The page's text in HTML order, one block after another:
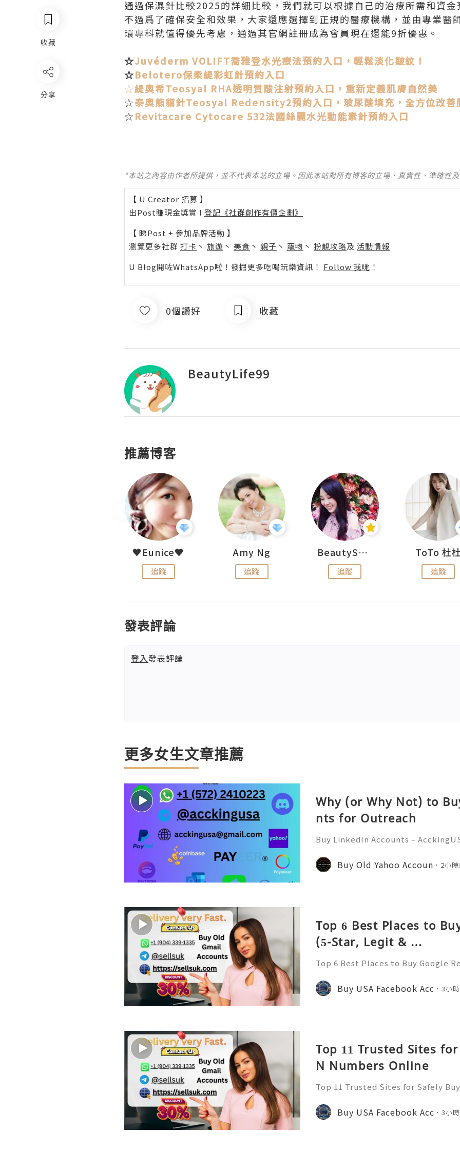
收藏
分享
通過保濕針比較2025的詳細比較，我們就可以根據自己的治療所需和資
不過爲了確保安全和效果，大家還應選擇到正規的醫療機構，並由專業醫
環專科就值得優先考慮，通過其官網註冊成為會員現在還能9折優惠。
☆Juvéderm VOLIFT喬雅登水光療法預約入口，輕鬆淡化皺紋！
☆Belotero保柔緹彩虹針預約入口
☆緹奧希Teosyal RHA透明質酸注射預約入口，重新定義肌膚自然美
☆泰奧熊貓針Teosyal Redensity2預約入口，玻尿酸填充，全方位改善
☆Revitacare Cytocare 532法國絲麗水光動能素針預約入口
*本站之內容由作者所提供，並不代表本站的立場。因此本站對所有博客的立場、真實性、準確性
【 U Creator 招募 】
出Post賺現金獎賞 l 登記《社群創作有價企劃》
【 睇Post + 參加品牌活動 】
瀏覽更多社群 打卡 丶 旅遊 丶 美食 丶 親子 丶 寵物 丶 扮靚攻略及 活動情報
U Blog開咗WhatsApp啦！發掘更多吃喝玩樂資訊！ Follow 我哋 ！
0個讚好 收藏
BeautyLife99
推薦博客
♥Eunice♥
追蹤
Amy Ng
追蹤
BeautySearch
追蹤
ToTo 杜
追蹤
發表評論
登入發表評論
更多女生文章推薦
Why (or Why Not) to
nts for Outreach
Buy LinkedIn Accounts –
ant than ever. AcckingUSA.com
a crucial role in connecting
Buy Old Yahoo Accoun 2小
Top 6 Best Places to
(5-Star, Legit & …
Top 6 Best Places to Buy Google
omy, public review systems act
consumer decision-mak
Buy USA Facebook Acc 3小
Top 11 Trusted Sites
N Numbers Online
Top 11 Trusted Sites for Safely
nal identification frameworks
astructure for civic parti
Buy USA Facebook Acc 3小